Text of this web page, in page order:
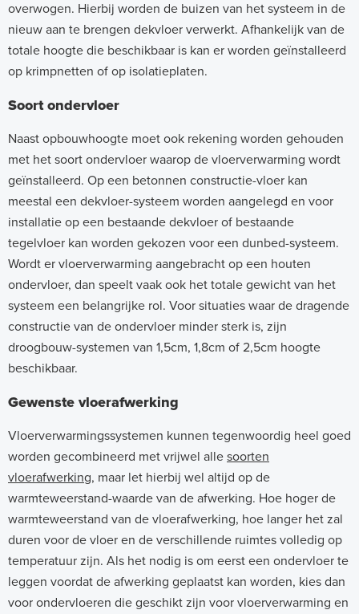
overwogen. Hierbij worden de buizen van het systeem in de
nieuw aan te brengen dekvloer verwerkt. Afhankelijk van de
totale hoogte die beschikbaar is kan er worden geïnstalleerd
op krimpnetten of op isolatieplaten.
Soort ondervloer
Naast opbouwhoogte moet ook rekening worden gehouden
met het soort ondervloer waarop de vloerverwarming wordt
geïnstalleerd. Op een betonnen constructie-vloer kan
meestal een dekvloer-systeem worden aangelegd en voor
installatie op een bestaande dekvloer of bestaande
tegelvloer kan worden gekozen voor een dunbed-systeem.
Wordt er vloerverwarming aangebracht op een houten
ondervloer, dan speelt vaak ook het totale gewicht van het
systeem een belangrijke rol. Voor situaties waar de dragende
constructie van de ondervloer minder sterk is, zijn
droogbouw-systemen van 1,5cm, 1,8cm of 2,5cm hoogte
beschikbaar.
Gewenste vloerafwerking
Vloerverwarmingssystemen kunnen tegenwoordig heel goed
worden gecombineerd met vrijwel alle soorten
vloerafwerking, maar let hierbij wel altijd op de
warmteweerstand-waarde van de afwerking. Hoe hoger de
warmteweerstand van de vloerafwerking, hoe langer het zal
duren voor de vloer en de verschillende ruimtes volledig op
temperatuur zijn. Als het nodig is om eerst een ondervloer te
leggen voordat de afwerking geplaatst kan worden, kies dan
voor ondervloeren die geschikt zijn voor vloerverwarming en